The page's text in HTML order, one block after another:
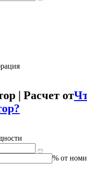
| Расчет от
% от